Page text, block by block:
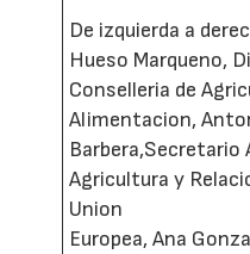
De izquierda a
Hueso Marqueno,
Conselleria de
Alimentacion,
Barbera,Secretario
Agricultura y
Union
Europea, Ana